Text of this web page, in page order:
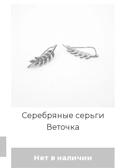
Серебряные серьги
Веточка
Нет в наличии